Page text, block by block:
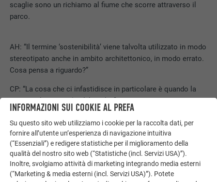
scaglie sono un richiamo al fiume che scorre attraverso il
parco.
AH: “Il termine ‘sostenibilità’ viene talvolta utilizzato in modo
stereotipato anche in ambito architettonico, in modo errato.
Cosa pensa a riguardo?”
CP: “La cosa che ci infastidisce in particolare è quando la
sostenibilità non è ‘reale’. Molti fingono di costruire in modo
‘sostenibile’ e trattano questo aspetto come una moda
passeggera, basti pensare al ‘greenwashing’. Nel processo si
dimentica la componente etica. Quando abbiamo scelto i
materiali per la palestra Rodriguez, abbiamo davvero preso
delle decisioni etiche: quali materiali utilizziamo? Da chi ci
riforniamo? Che aspetto avranno in futuro? Possono essere
INFORMAZIONI SUI COOKIE AL PREFA
Su questo sito web utilizziamo i cookie per la raccolta dati, per
fornire all’utente un’esperienza di navigazione intuitiva
(“Essenziali”) e redigere statistiche per il miglioramento della
qualità del nostro sito web (“Statistiche (incl. Servizi USA)”).
Inoltre, svolgiamo attività di marketing integrando media esterni
(“Marketing & media esterni (incl. Servizi USA)”). Potete